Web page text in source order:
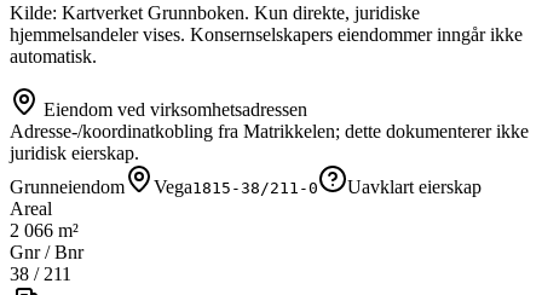
Kilde: Kartverket Grunnboken. Kun direkte, juridiske
hjemmelsandeler vises. Konsernselskapers eiendommer inngår ikke
automatisk.
Eiendom ved virksomhetsadressen
Adresse-/koordinatkobling fra Matrikkelen; dette dokumenterer ikke
juridisk eierskap.
Grunneiendom
Vega1815-38/211-0
Uavklart eierskap
Areal
2 066 m²
Gnr / Bnr
38 / 211